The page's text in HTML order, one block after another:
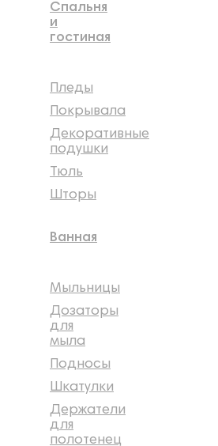
Спальня
и
гостиная
Пледы
Покрывала
Декоративные
подушки
Тюль
Шторы
Ванная
Мыльницы
Дозаторы
для
мыла
Подносы
Шкатулки
Держатели
для
полотенец